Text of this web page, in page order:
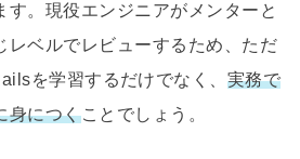
す。現役エンジニアがメンターと
レベルでレビューするため、ただ
を学習するだけでなく、 実務で
身につくことでしょう。